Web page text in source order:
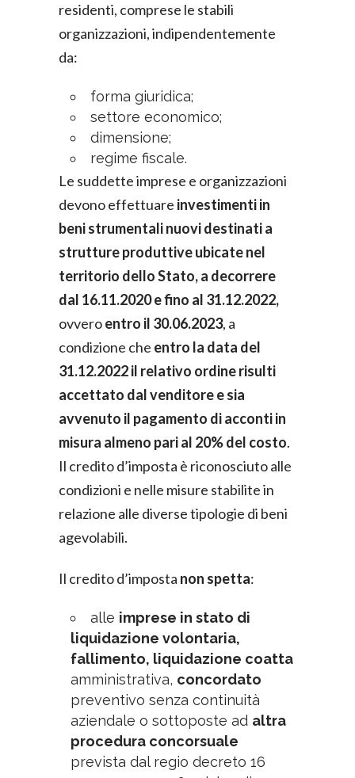
residenti, comprese le stabili
organizzazioni, indipendentemente
da:
forma giuridica;
settore economico;
dimensione;
regime fiscale.
Le suddette imprese e organizzazioni
devono effettuare investimenti in
beni strumentali nuovi destinati a
strutture produttive ubicate nel
territorio dello Stato, a decorrere
dal 16.11.2020 e fino al 31.12.2022,
ovveroentro il 30.06.2023, a
condizione che entro la data del
31.12.2022 il relativo ordine risulti
accettato dal venditore e sia
avvenuto il pagamento di acconti in
misura almeno pari al 20% del costo.
Il credito d’imposta è riconosciuto alle
condizioni e nelle misure stabilite in
relazione alle diverse tipologie di beni
agevolabili.
Il credito d’imposta non spetta:
alle imprese in stato di
liquidazione volontaria,
fallimento, liquidazione coatta
amministrativa, concordato
preventivo senza continuità
aziendale o sottoposte ad altra
procedura concorsuale
prevista dal regio decreto 16